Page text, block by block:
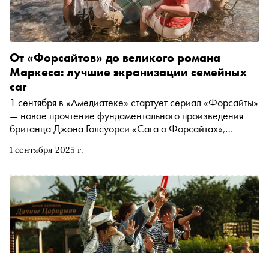
1 сентября 2025 г.
От «Форсайтов» до великого романа
Маркеса: лучшие экранизации семейных
саг
1 сентября в «Амедиатеке» стартует сериал «Форсайты»
— новое прочтение фундаментального произведения
британца Джона Голсуорси «Сага о Форсайтах»,
Большой текст писателя сперва родился из короткой
обернулся внушительным литературным циклом про
несколько поколений прославленного рода. В честь
премьеры «Сноб» рассказывает про эту и другие
выдающиеся экранизации семейных саг